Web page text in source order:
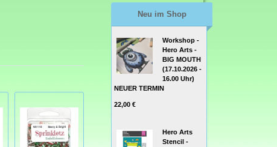
Neu im Shop
Workshop -
Hero Arts -
BIG MOUTH
(17.10.2026 -
16.00 Uhr)
NEUER TERMIN
22,00 €
Hero Arts
Stencil -